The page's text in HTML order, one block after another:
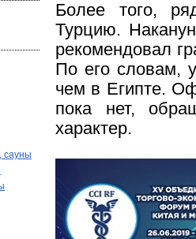
сауны
Более того,
Турцию.
рекомендовал
По его словам,
чем в Египте.
пока нет,
характер.